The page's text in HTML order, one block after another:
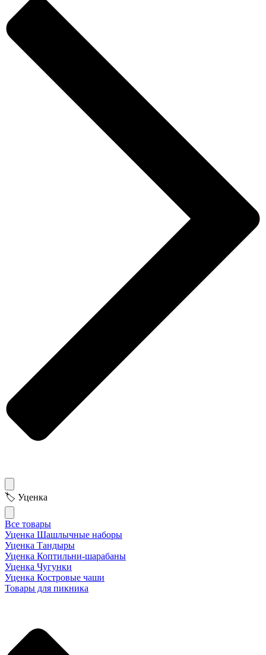
🏷 Уценка
Все товары
Уценка Шашлычные наборы
Уценка Тандыры
Уценка Коптильни-шарабаны
Уценка Чугунки
Уценка Костровые чаши
Товары для пикника